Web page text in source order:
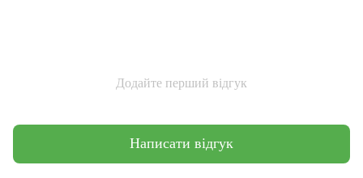
Додайте перший відгук
Написати відгук